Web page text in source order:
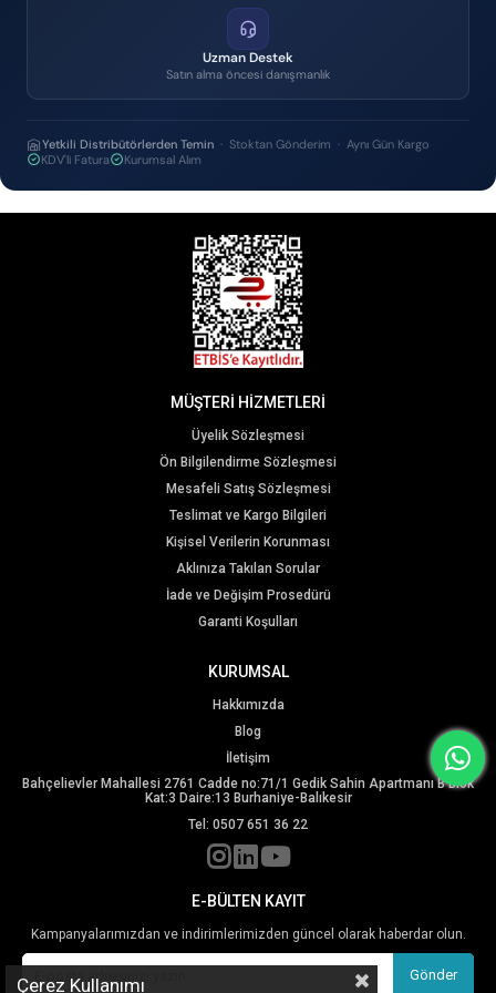
Uzman Destek
Satın alma öncesi danışmanlık
Yetkili Distribütörlerden Temin · Stoktan Gönderim · Aynı Gün Kargo
KDV'li Fatura
Kurumsal Alım
MÜŞTERİ HİZMETLERİ
Üyelik Sözleşmesi
Ön Bilgilendirme Sözleşmesi
Mesafeli Satış Sözleşmesi
Teslimat ve Kargo Bilgileri
Kişisel Verilerin Korunması
Aklınıza Takılan Sorular
İade ve Değişim Prosedürü
Garanti Koşulları
KURUMSAL
Hakkımızda
Blog
İletişim
Bahçelievler Mahallesi 2761 Cadde no:71/1 Gedik Sahin Apartmanı B Blok
Kat:3 Daire:13 Burhaniye-Balıkesir
Tel: 0507 651 36 22
E-BÜLTEN KAYIT
Kampanyalarımızdan ve indirimlerimizden güncel olarak haberdar olun.
Gönder
Çerez Kullanımı